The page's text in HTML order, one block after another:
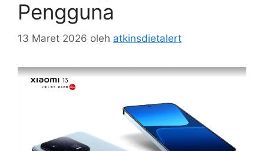
Pengguna
13 Maret 2026 oleh atkinsdietalert